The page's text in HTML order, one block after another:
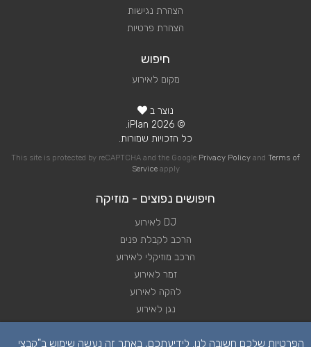
הצהרת נגישות
הצהרת פרטיות
חיפוש
מקום לאירוע
נוצר ב
© 2026 iPlan.
כל הזכויות שמורות.
This site is protected by reCAPTCHA and the Google Privacy Policy and Terms of
Serviceapply
חיפושים נפוצים - מוזיקה
DJ לאירוע
הרכב לקבלת פנים
הרכב מוזיקלי לאירוע
זמר לאירוע
להקה לאירוע
נגן לאירוע
תקליטן לאירוע
הפרטיות שלכם חשובה לנו. לידיעתכם, באתר זה נעשה שימוש ב"קבצי